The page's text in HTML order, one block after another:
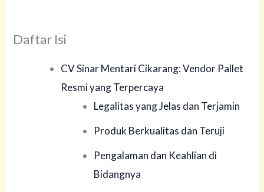
Daftar Isi
CV Sinar Mentari Cikarang: Vendor Pallet
Resmi yang Terpercaya
Legalitas yang Jelas dan Terjamin
Produk Berkualitas dan Teruji
Pengalaman dan Keahlian di
Bidangnya